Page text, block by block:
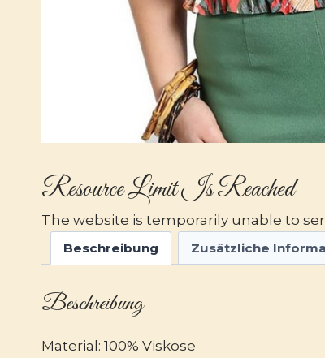
Resource Limit Is Reached
The website is temporarily unable to
Beschreibung Zusätzliche
Beschreibung
Material: 100% Viskose